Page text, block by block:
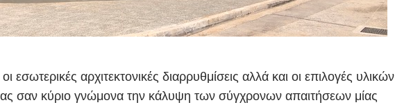
εσωτερικές αρχιτεκτονικές διαρρυθμίσεις αλλά και οι επιλογές υλικών
σαν κύριο γνώμονα την κάλυψη των σύγχρονων απαιτήσεων μίας